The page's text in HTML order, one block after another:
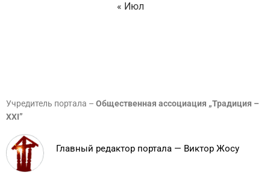
« Июл
Учредитель портала – Общественная ассоциация „Традиция –
XXI”
Главный редактор портала — Виктор Жосу